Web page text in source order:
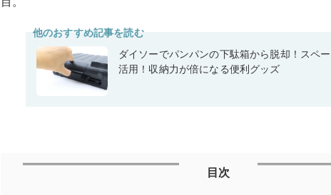
他のおすすめ記事を読む
ダイソーでパンパンの下駄箱から脱却！スペ
活用！収納力が倍になる便利グッズ
目次